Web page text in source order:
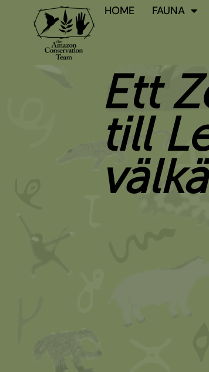
HOME FAUNA
Ett
till